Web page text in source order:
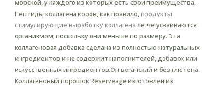
морской, у каждого из которых есть свои преимущества.
Пептиды коллагена коров, как правило,продукты
стимулирующие выработку коллагеналегче усваиваются
организмом, поскольку они меньше по размеру. Эта
коллагеновая добавка сделана из полностью натуральных
ингредиентов и не содержит наполнителей, добавок или
искусственных ингредиентов.Он веганский и без глютена.
Коллагеновый порошок Reserveage изготовлен из